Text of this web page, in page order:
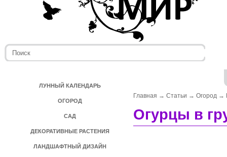
ЛУННЫЙ КАЛЕНДАРЬ
ОГОРОД
САД
ДЕКОРАТИВНЫЕ РАСТЕНИЯ
ЛАНДШАФТНЫЙ ДИЗАЙН
Главная → Статьи → Огород →
Огурцы в